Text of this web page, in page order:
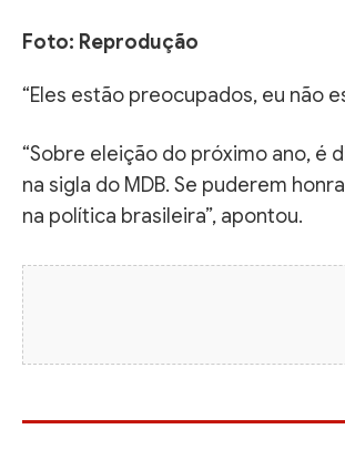
Foto: Reprodução
“Eles estão preocupados, eu não
“Sobre eleição do próximo ano, é
na sigla do MDB. Se puderem
na política brasileira”, apontou.